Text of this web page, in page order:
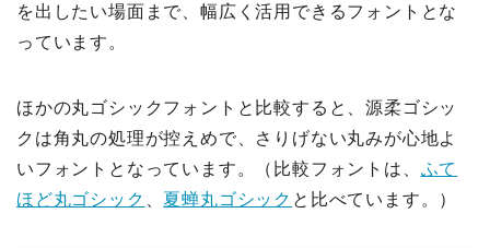
を出したい場面まで、幅広く活用できるフォントとな
っています。
ほかの丸ゴシックフォントと比較すると、源柔ゴシッ
クは角丸の処理が控えめで、さりげない丸みが心地よ
いフォントとなっています。（比較フォントは、 ふて
ほど丸ゴシック
夏蝉丸ゴシック と比べています。）